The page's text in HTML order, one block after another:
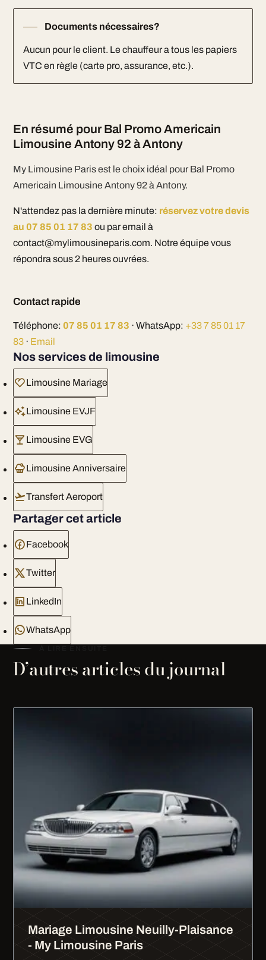
Documents nécessaires?
Aucun pour le client. Le chauffeur a tous les papiers
VTC en règle (carte pro, assurance, etc.).
En résumé pour Bal Promo Americain
Limousine Antony 92 à Antony
My Limousine Paris est le choix idéal pour Bal Promo
Americain Limousine Antony 92 à Antony.
N'attendez pas la dernière minute: réservez votre devis
au 07 85 01 17 83 ou par email à
contact@mylimousineparis.com. Notre équipe vous
répondra sous 2 heures ouvrées.
Contact rapide
Téléphone: 07 85 01 17 83 · WhatsApp: +33 7 85 01 17
83· Email
Nos services de limousine
Limousine Mariage
Limousine EVJF
Limousine EVG
Limousine Anniversaire
Transfert Aeroport
Partager cet article
Facebook
Twitter
LinkedIn
WhatsApp
D’autres articles du journal
Mariage Limousine Neuilly-Plaisance
- My Limousine Paris